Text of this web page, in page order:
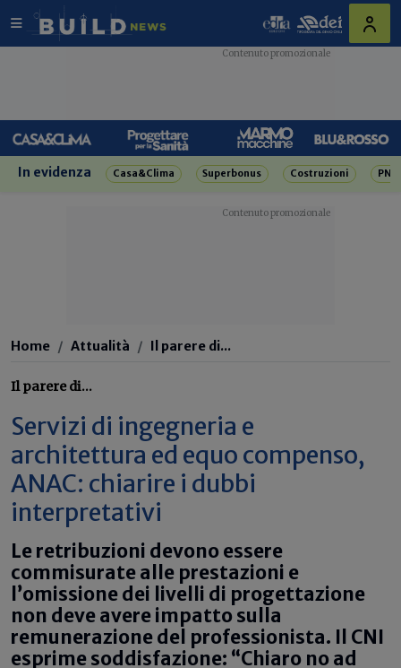
In evidenza Casa&Clima Superbonus Costruzioni
Home Attualità Il parere di...
Il parere di...
Servizi di ingegneria e
architettura ed equo compenso,
ANAC: chiarire i dubbi
interpretativi
Le retribuzioni devono essere
commisurate alle prestazioni e
l’omissione dei livelli di progettazione
non deve avere impatto sulla
remunerazione del professionista. Il CNI
esprime soddisfazione: “Chiaro no ad